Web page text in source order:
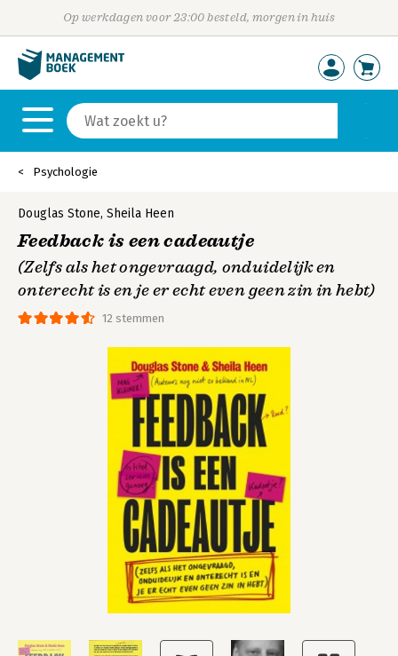
Op werkdagen voor 23:00 besteld, morgen in huis
Psychologie
12 stemmen
Douglas Stone, Sheila Heen
Feedback is een cadeautje
(Zelfs als het ongevraagd, onduidelijk en
onterecht is en je er echt even geen zin in hebt)